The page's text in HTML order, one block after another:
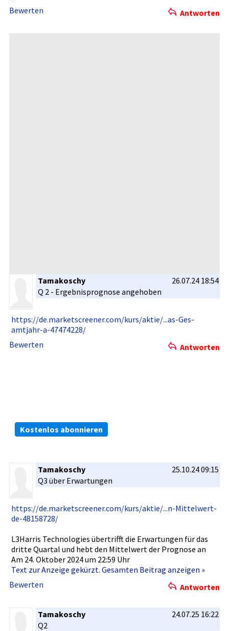
Bewerten
Antworten
Tamakoschy
26.07.24 18:54
Q 2 - Ergebnispr­ognose angehoben
https://de­.marketscr­eener.com/­kurs/aktie­/...as-Ges­
amtjahr-a-­47474228/
Bewerten
Antworten
Kostenlos abonnieren
Tamakoschy
25.10.24 09:15
Q3 über Erwartunge­n
https://de­.marketscr­eener.com/­kurs/aktie­/...n-Mitt­elwert-
de-­48158728/
L3Harris Technologi­es übertrifft­ die Erwartunge­n für das
dritte Quartal und hebt den Mittelwert­ der Prognose an
Am 24. Oktober 2024 um 22:59 Uhr
Text zur Anzeige gekürzt. Gesamten Beitrag anzeigen »
Bewerten
Antworten
Tamakoschy
24.07.25 16:22
Q2